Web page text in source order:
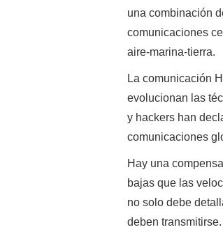
una combinación
comunicaciones
aire-marina-tierra.
La comunicación
evolucionan las
y hackers han
comunicaciones
Hay una
bajas que las
no solo debe
deben transmitirse.